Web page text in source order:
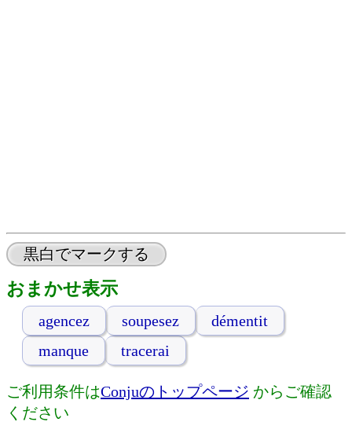
黒白でマークする
おまかせ表示
agencez soupesez
démentit
manque
tracerai
ご利用条件はConjuのトップページ からご確認
ください